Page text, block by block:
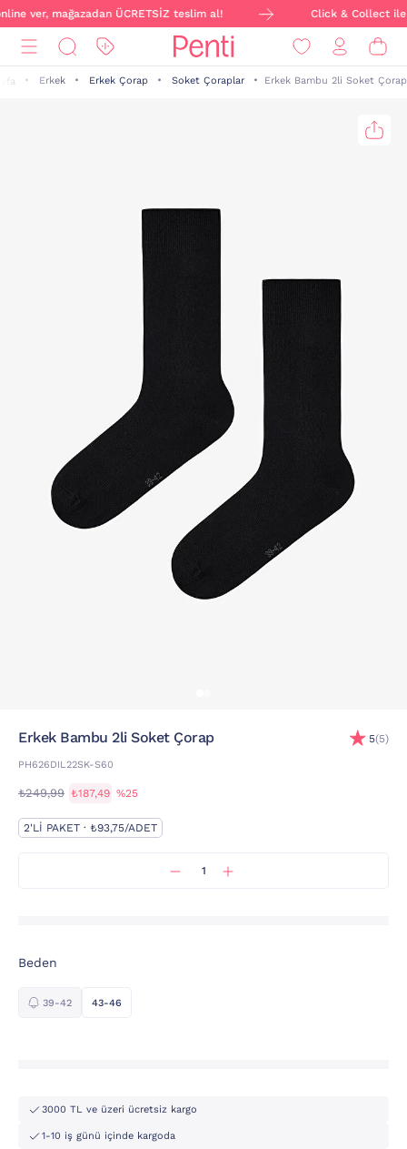
ver, mağazadan ÜCRETSİZ teslim al! Click & Collect ile
Erkek Erkek Çorap Soket Çoraplar Erkek Bambu 2li Soket Çorap
Erkek Bambu 2li Soket Çorap
PH626DIL22SK-S60
5(5)
₺249,99 ₺187,49 %25
2'LI PAKET · ₺93,75/ADET
Beden
39-42 43-46
3000 TL ve üzeri ücretsiz kargo
1-10 iş günü içinde kargoda